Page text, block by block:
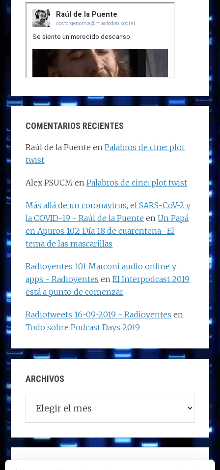
COMENTARIOS RECIENTES
Raúl de la Puente enPalabros de cine: plot
twist
Alex PSUCM enPalabros de cine: plot twist
Más allá de un coronavirus, el SARS-CoV-2 y
la COVID-19 - Raúl de la Puente enUn Papá
en Apuros 102: Día 18 de cuarentena- El
tema de las mascarillas
Radioyentes 101 Marconi audio online y
apps - Radioyentes enEl Interpodcast 2019
está a punto de comenzar
Radiotweets 16-09-2019 - Radioyentes en
Todo sobre Podcast Days 2019
ARCHIVOS